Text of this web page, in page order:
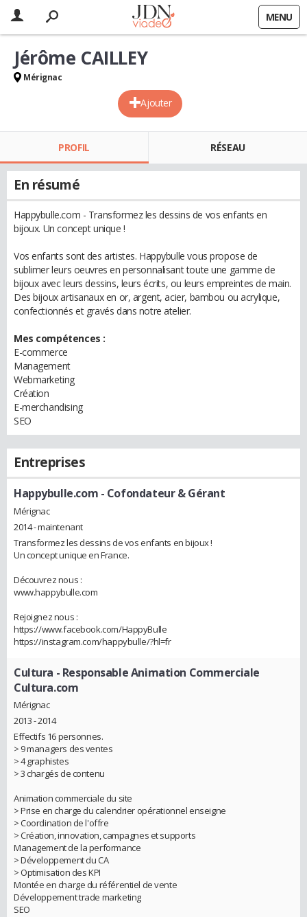
MENU
Ajouter
Jérôme CAILLEY
Mérignac
PROFIL RÉSEAU
En résumé
Happybulle.com - Transformez les dessins de vos enfants en
bijoux. Un concept unique !
Vos enfants sont des artistes. Happybulle vous propose de
sublimer leurs oeuvres en personnalisant toute une gamme de
bijoux avec leurs dessins, leurs écrits, ou leurs empreintes de main.
Des bijoux artisanaux en or, argent, acier, bambou ou acrylique,
confectionnés et gravés dans notre atelier.
Mes compétences :
E-commerce
Management
Webmarketing
Création
E-merchandising
SEO
Entreprises
Happybulle.com - Cofondateur & Gérant
Mérignac
2014 - maintenant
Transformez les dessins de vos enfants en bijoux !
Un concept unique en France.
Découvrez nous :
www.happybulle.com
Rejoignez nous :
https://www.facebook.com/HappyBulle
https://instagram.com/happybulle/?hl=fr
Cultura - Responsable Animation Commerciale
Cultura.com
Mérignac
2013 - 2014
Effectifs 16 personnes.
> 9 managers des ventes
> 4 graphistes
> 3 chargés de contenu
Animation commerciale du site
> Prise en charge du calendrier opérationnel enseigne
> Coordination de l'offre
> Création, innovation, campagnes et supports
Management de la performance
> Développement du CA
> Optimisation des KPI
Montée en charge du référentiel de vente
Développement trade marketing
SEO